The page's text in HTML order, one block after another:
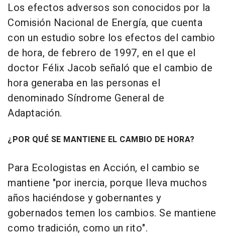
Los efectos adversos son conocidos por la
Comisión Nacional de Energía, que cuenta
con un estudio sobre los efectos del cambio
de hora, de febrero de 1997, en el que el
doctor Félix Jacob señaló que el cambio de
hora generaba en las personas el
denominado Síndrome General de
Adaptación.
¿POR QUÉ SE MANTIENE EL CAMBIO DE HORA?
Para Ecologistas en Acción, el cambio se
mantiene "por inercia, porque lleva muchos
años haciéndose y gobernantes y
gobernados temen los cambios. Se mantiene
como tradición, como un rito".